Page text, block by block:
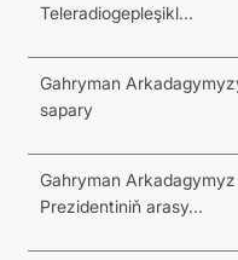
Teleradiogepleşikl...
Gahryman
sapary
Gahryman
Prezidentiniň arasy...